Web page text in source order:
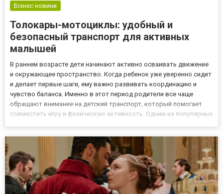
Бізнес новини
Толокары-мотоциклы: удобный и
безопасный транспорт для активных
малышей
В раннем возрасте дети начинают активно осваивать движение
и окружающее пространство. Когда ребенок уже уверенно сидит
и делает первые шаги, ему важно развивать координацию и
чувство баланса. Именно в этот период родители все чаще
обращают внимание на детский транспорт, который помогает
совместить игру и физическую активность. Одним из популярных